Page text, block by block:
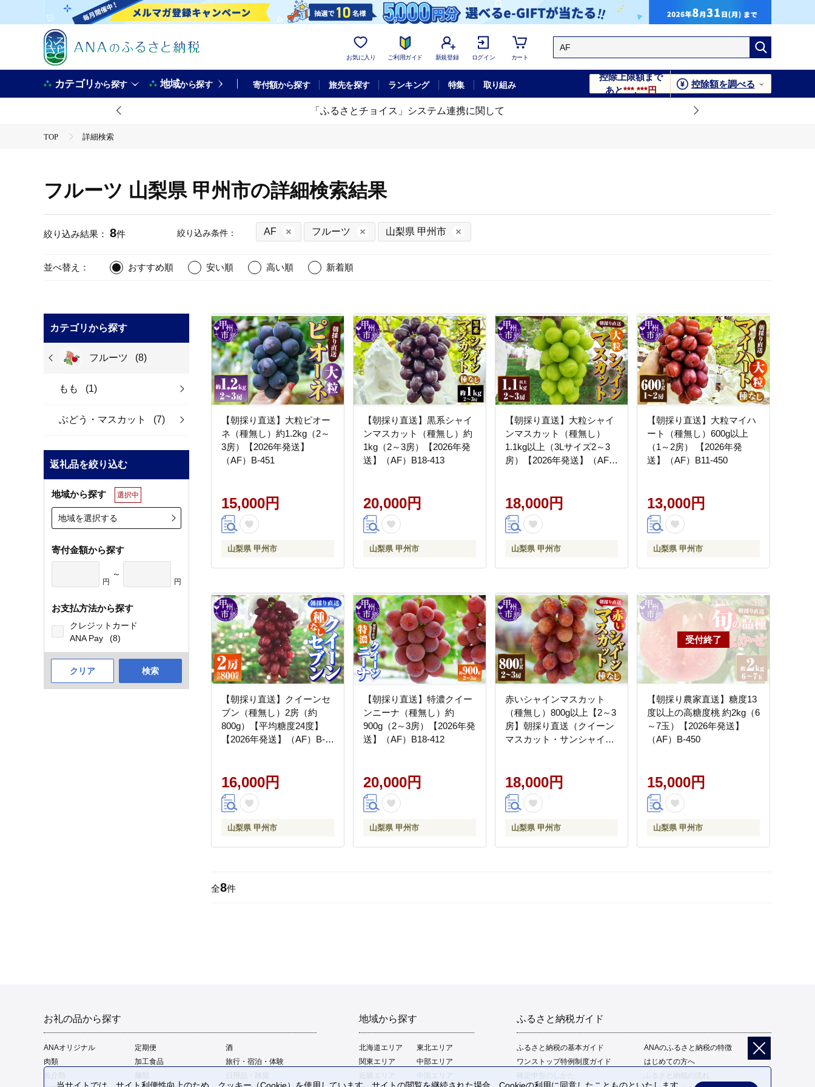
お気に入り ご利用ガイド 新規登録 ログイン カート
カテゴリから探す 地域から探す 寄付額から探す 旅先を探す ランキング 特集 取り組み
控除上限額まで
あと***,***円
控除額を調べる
「ふるさとチョイス」システム連携に関して
TOP 詳細検索
フルーツ 山梨県 甲州市の詳細検索結果
絞り込み結果： 8件 絞り込み条件： AF フルーツ 山梨県 甲州市
並べ替え： おすすめ順 安い順 高い順 新着順
カテゴリから探す
フルーツ (8)
もも (1)
ぶどう・マスカット (7)
返礼品を絞り込む
地域から探す 選択中
地域を選択する
寄付金額から探す
円
～
円
お支払方法から探す
クレジットカード
ANA Pay
(8)
クリア 検索
【朝採り直送】大粒ピオー
ネ（種無し）約1.2kg（2～
3房）【2026年発送】
（AF）B-451
15,000円
山梨県 甲州市
【朝採り直送】黒系シャイ
ンマスカット（種無し）約
1kg（2～3房）【2026年発
送】（AF）B18-413
20,000円
山梨県 甲州市
【朝採り直送】大粒シャイ
ンマスカット（種無し）
1.1kg以上（3Lサイズ2～3
房）【2026年発送】（AF）
18,000円
山梨県 甲州市
【朝採り直送】大粒マイハ
ート（種無し）600g以上
（1～2房） 【2026年発
送】（AF）B11-450
13,000円
山梨県 甲州市
【朝採り直送】クイーンセ
ブン（種無し）2房（約
800g）【平均糖度24度】
【2026年発送】（AF）B-
16,000円
山梨県 甲州市
【朝採り直送】特濃クイー
ンニーナ（種無し）約
900g（2～3房）【2026年発
送】（AF）B18-412
20,000円
山梨県 甲州市
赤いシャインマスカット
（種無し）800g以上【2～3
房】朝採り直送（クイーン
マスカット・サンシャイン
B13-450
18,000円
山梨県 甲州市
【朝採り農家直送】糖度13
度以上の高糖度桃 約2kg（6
～7玉）【2026年発送】
（AF）B-450
15,000円
山梨県 甲州市
全8件
お礼の品から探す
ANAオリジナル 定期便
酒
肉類
加工食品
旅行・宿泊・体験
地域から探す
北海道エリア
東北エリア
関東エリア
中部エリア
ふるさと納税ガイド
ふるさと納税の基本ガイド
ANAのふるさと納税の特徴
ワンストップ特例制度ガイド
はじめての方へ
ふるさと納税の流れ
当サイトでは、サイト利便性向上のため、クッキー（Cookie）を使用しています。サイトの閲覧を継続された場合、Cookieの利用に同意したことものといたします。